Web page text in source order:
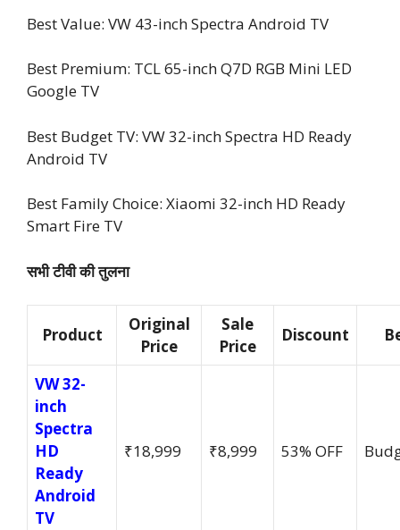
Best Value: VW 43-inch Spectra Android TV
Best Premium: TCL 65-inch Q7D RGB Mini LED
Google TV
Best Budget TV: VW 32-inch Spectra HD Ready
Android TV
Best Family Choice: Xiaomi 32-inch HD Ready
Smart Fire TV
सभी टीवी की तुलना
Product
Original
Price
Sale
Price
Discount
VW 32-
inch
Spectra
HD
Ready
Android
TV
₹18,999 ₹8,999 53% OFF